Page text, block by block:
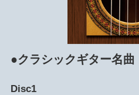
●クラシックギター名曲
Disc1